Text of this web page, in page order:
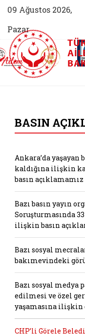
09 Ağustos 2026,
Pazar
Aile (yeni sekmede açılır)
AİLEM İletişim Aile ve
BASIN
Ankara’da
kaldığına ilişkin
basın açıklamamız
Bazı basın yayın
Soruşturmasında
ilişkin basın
Bazı sosyal
bakımevindeki
Bazı sosyal medya
edilmesi ve özel
yaşamasına ilişkin
CHP’li Görele